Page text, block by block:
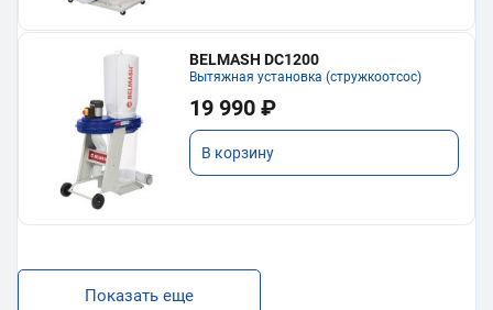
BELMASH DC1200
Вытяжная установка (стружкоотсос)
19 990 ₽
В корзину
Показать еще